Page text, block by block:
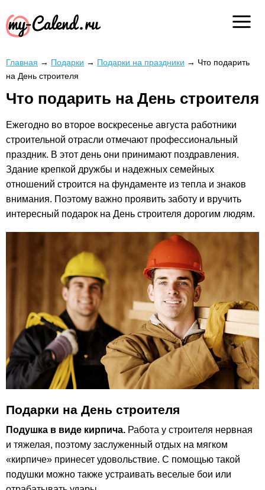
Главная → Подарки → Подарки на праздники → Что подарить
на День строителя
Что подарить на День строителя
Ежегодно во второе воскресенье августа работники
строительной отрасли отмечают профессиональный
праздник. В этот день они принимают поздравления.
Здание крепкой дружбы и надежных семейных
отношений строится на фундаменте из тепла и знаков
внимания. Поэтому важно проявить заботу и вручить
интересный подарок на День строителя дорогим людям.
Подарки на День строителя
Подушка в виде кирпича. Работа у строителя нервная
и тяжелая, поэтому заслуженный отдых на мягком
«кирпиче» принесет удовольствие. С помощью такой
подушки можно также устраивать веселые бои или